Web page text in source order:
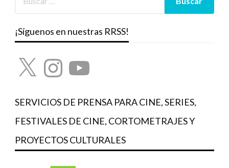
¡Síguenos en nuestras RRSS!
X InstagramYouTube
SERVICIOS DE PRENSA PARA CINE, SERIES,
FESTIVALES DE CINE, CORTOMETRAJES Y
PROYECTOS CULTURALES